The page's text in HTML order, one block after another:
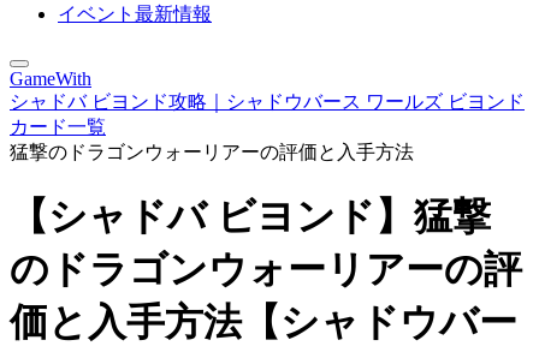
イベント最新情報
GameWith
シャドバ ビヨンド攻略｜シャドウバース ワールズ ビヨンド
カード一覧
猛撃のドラゴンウォーリアーの評価と入手方法
【シャドバ ビヨンド】猛撃
のドラゴンウォーリアーの評
価と入手方法【シャドウバー